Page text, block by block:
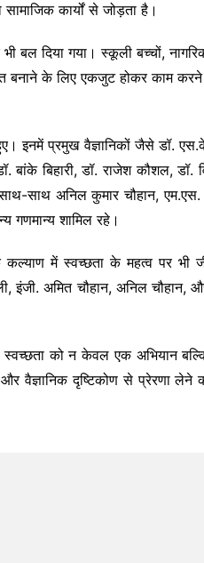
कार्यों से जोड़ता है।
बल दिया गया। स्कूली बच्चों,
बनाने के लिए एकजुट होकर काम
इनमें प्रमुख वैज्ञानिकों जैसे डॉ.
बिहारी, डॉ. राजेश कौशल, डॉ.
साथ अनिल कुमार चौहान, एम.एस.
गणमान्य शामिल रहे।
में स्वच्छता के महत्व पर भी
अमित चौहान, अनिल चौहान,
स्वच्छता को न केवल एक अभियान
वैज्ञानिक दृष्टिकोण से प्रेरणा लेने